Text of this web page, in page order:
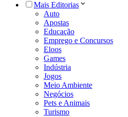
Mais Editorias
Auto
Apostas
Educação
Emprego e Concursos
Eloos
Games
Indústria
Jogos
Meio Ambiente
Negócios
Pets e Animais
Turismo